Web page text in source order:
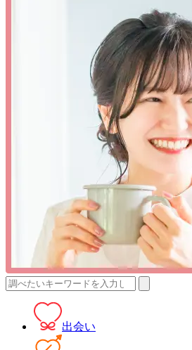
検
出会い